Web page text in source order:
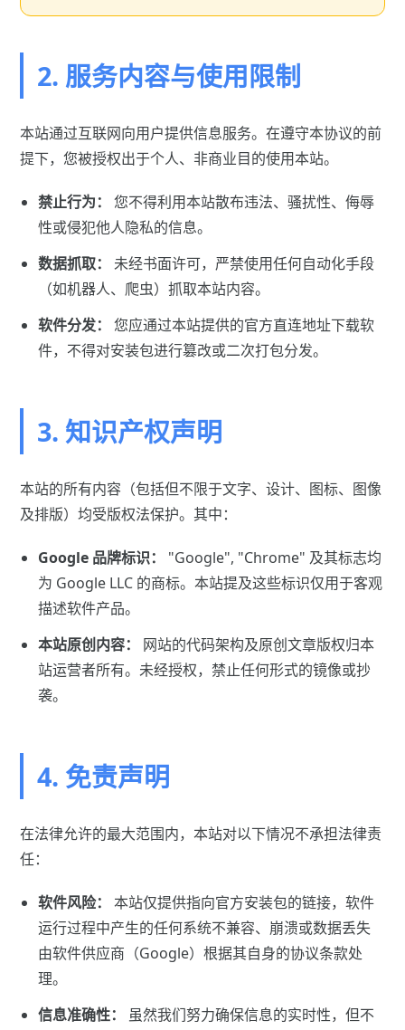
2. 服务内容与使用限制
本站通过互联网向用户提供信息服务。在遵守本协议的前
提下，您被授权出于个人、非商业目的使用本站。
禁止行为：
您不得利用本站散布违法、骚扰性、侮辱
性或侵犯他人隐私的信息。
数据抓取：
未经书面许可，严禁使用任何自动化手段
（如机器人、爬虫）抓取本站内容。
软件分发：
您应通过本站提供的官方直连地址下载软
件，不得对安装包进行篡改或二次打包分发。
3. 知识产权声明
本站的所有内容（包括但不限于文字、设计、图标、图像
及排版）均受版权法保护。其中：
Google 品牌标识：
"Google", "Chrome" 及其标志均
为 Google LLC 的商标。本站提及这些标识仅用于客观
描述软件产品。
本站原创内容：
网站的代码架构及原创文章版权归本
站运营者所有。未经授权，禁止任何形式的镜像或抄
袭。
4. 免责声明
在法律允许的最大范围内，本站对以下情况不承担法律责
任：
软件风险：
本站仅提供指向官方安装包的链接，软件
运行过程中产生的任何系统不兼容、崩溃或数据丢失
由软件供应商（Google）根据其自身的协议条款处
理。
信息准确性：
虽然我们努力确保信息的实时性，但不